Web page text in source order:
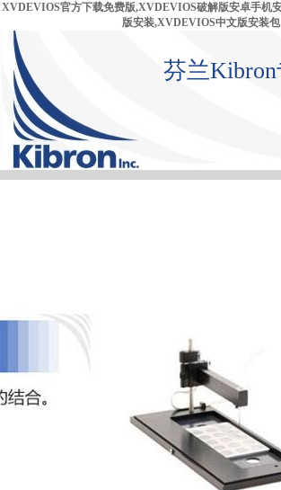
XVDEVIOS官方下载免费版,XVDEVIOS破解版安卓手机
版安装,XVDEVIOS中文版安装包
芬兰Kibron
首 页 产品